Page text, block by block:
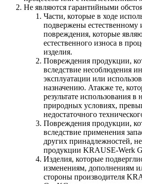
Не являются гарантийными
Части, которые в ходе
подвержены естественному
повреждения, которые
естественного износа в
изделия.
Повреждения продукции,
вследствие несоблюдения
эксплуатации или
назначению. Атакже те,
результате использования
природных условиях,
недостаточного
Повреждения продукции,
вследствие применения
других принадлежностей,
продукции KRAUSE-Werk
Изделия, которые
изменениям, дополнениям
стороны производителя